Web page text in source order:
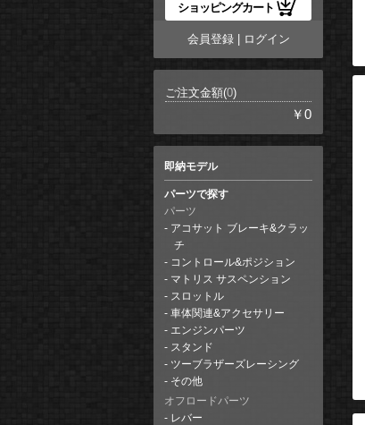
ショッピングカート
会員登録| ログイン
ご注文金額(0)
￥0
即納モデル
パーツで探す
パーツ
アコサット ブレーキ&クラッ
チ
コントロール&ポジション
マトリス サスペンション
スロットル
車体関連&アクセサリー
エンジンパーツ
スタンド
ツーブラザーズレーシング
その他
オフロードパーツ
レバー